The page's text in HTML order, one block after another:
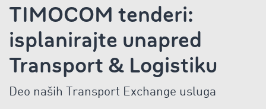
TIMOCOM tenderi:
isplanirajte unapred
Transport & Logistiku
Deo naših Transport Exchange usluga